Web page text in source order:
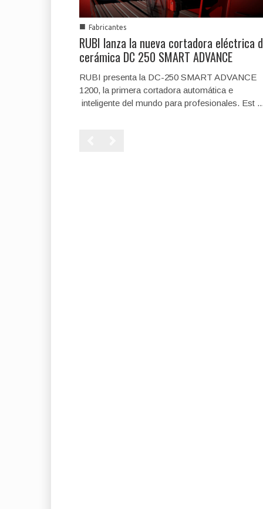
■ Fabricantes
RUBI lanza la nueva cortadora eléctrica
cerámica DC 250 SMART ADVANCE
RUBI presenta la DC-250 SMART ADVANCE
1200, la primera cortadora automática e
inteligente del mundo para profesionales. Est